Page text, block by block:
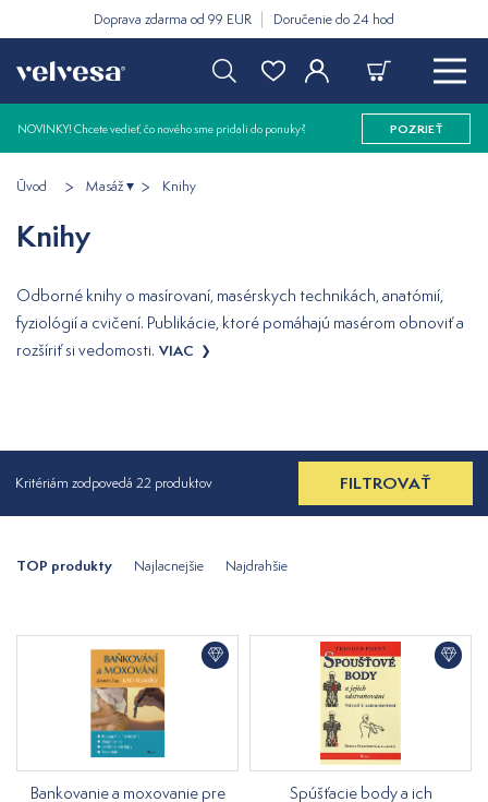
Doprava zdarma od 99 EUR Doručenie do 24 hod
NOVINKY! Chcete vedieť, čo nového sme pridali do ponuky? POZRIEŤ
Úvod Masáž Knihy
Knihy
Odborné knihy o masírovaní, masérskych technikách, anatómií,
fyziológií a cvičení. Publikácie, ktoré pomáhajú masérom obnoviť a
rozšíriť si vedomosti. VIAC
Kritériám zodpovedá 22 produktov FILTROVAŤ
TOP produkty Najlacnejšie Najdrahšie
Bankovanie a moxovanie pre
Spúšťacie body a ich